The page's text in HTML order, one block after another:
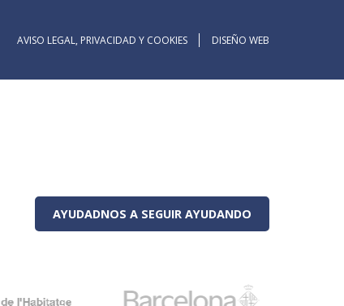
AVISO LEGAL, PRIVACIDAD Y COOKIES DISEÑO WEB
AYUDADNOS A SEGUIR AYUDANDO